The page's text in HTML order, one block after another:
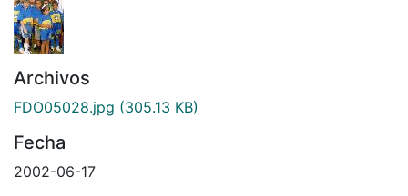
Niños deportistas
Archivos
FDO05028.jpg